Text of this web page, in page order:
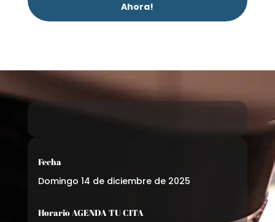
Ahora!
Fecha
Domingo 14 de diciembre de 2025
Horario AGENDA TU CITA